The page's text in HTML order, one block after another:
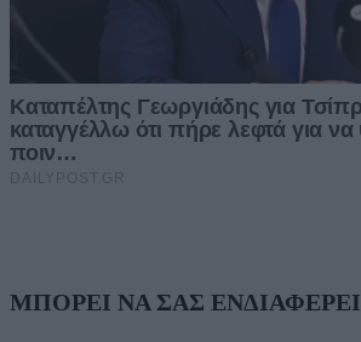
ΜΠΟΡΕΙ ΝΑ ΣΑΣ ΕΝΔΙΑΦΕΡΕΙ